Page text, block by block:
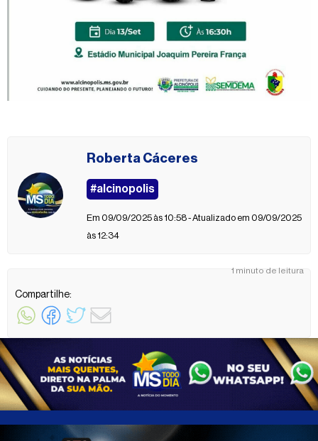
1 minuto de leitura
Roberta Cáceres
#alcinopolis
Em 09/09/2025 às 10:58 - Atualizado em 09/09/2025
às 12:34
Compartilhe: